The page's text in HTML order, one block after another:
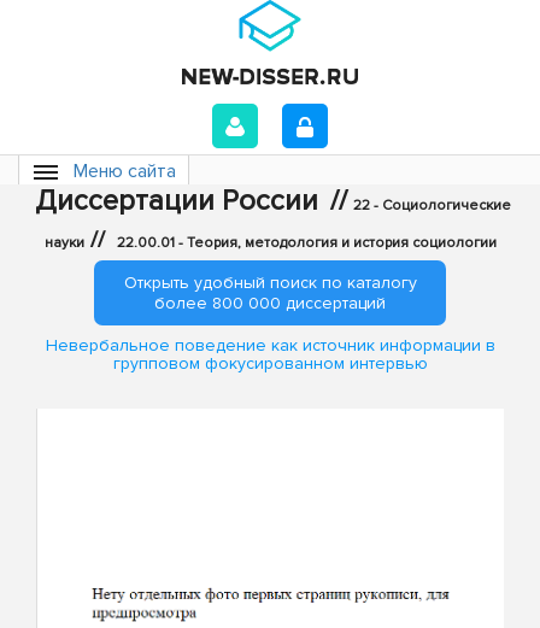
Меню сайта
Диссертации России // 22 - Социологические
науки // 22.00.01 - Теория, методология и история социологии
Открыть удобный поиск по каталогу
более 800 000 диссертаций
Невербальное поведение как источник информации в
групповом фокусированном интервью